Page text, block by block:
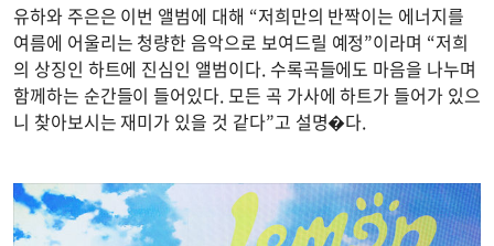
유하와 주은은 이번 앨범에 대해 “저희만의 반짝이는 에너지를
여름에 어울리는 청량한 음악으로 보여드릴 예정”이라며 “저희
의 상징인 하트에 진심인 앨범이다. 수록곡들에도 마음을 나누며
함께하는 순간들이 들어있다. 모든 곡 가사에 하트가 들어가 있으
니 찾아보시는 재미가 있을 것 같다”고 설명�다.